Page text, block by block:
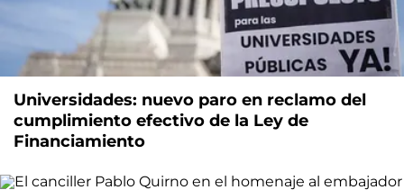
Universidades: nuevo paro en reclamo del
cumplimiento efectivo de la Ley de
Financiamiento